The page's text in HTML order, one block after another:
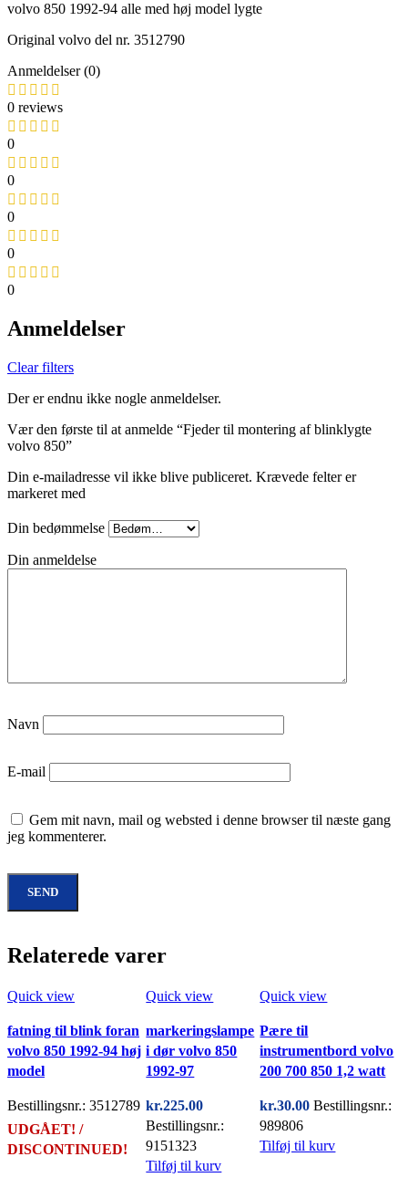
volvo 850 1992-94 alle med høj model lygte
Original volvo del nr. 3512790
Anmeldelser (0)
0 reviews
0
0
0
0
0
Anmeldelser
Clear filters
Der er endnu ikke nogle anmeldelser.
Vær den første til at anmelde “Fjeder til montering af blinklygte
volvo 850”
Din e-mailadresse vil ikke blive publiceret. Krævede felter er
markeret med
Din bedømmelse
Din anmeldelse
Navn
E-mail
Gem mit navn, mail og websted i denne browser til næste gang
jeg kommenterer.
Relaterede varer
Quick view
fatning til blink foran
volvo 850 1992-94 høj
model
Bestillingsnr.: 3512789
UDGÅET! /
DISCONTINUED!
Quick view
markeringslampe
i dør volvo 850
1992-97
kr.225.00
Bestillingsnr.:
9151323
Tilføj til kurv
Quick view
Pære til
instrumentbord volvo
200 700 850 1,2 watt
kr.30.00 Bestillingsnr.:
989806
Tilføj til kurv